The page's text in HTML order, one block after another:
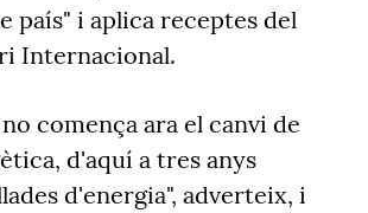
país" i aplica receptes del
Internacional.
comença ara el canvi de
d'aquí a tres anys
d'energia", adverteix, i